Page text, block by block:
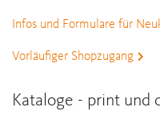
Infos und Formulare für
Vorläufiger Shopzugang
Kataloge - print und